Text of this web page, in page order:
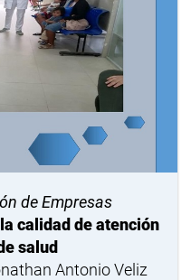
de Empresas
calidad de atención
salud
Antonio Veliz